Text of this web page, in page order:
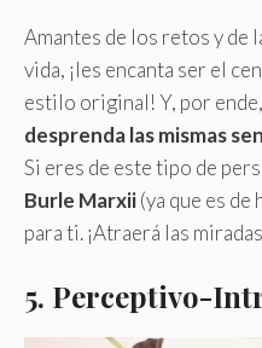
Amantes de los retos y de
vida, ¡les encanta ser el
estilo original! Y, por ende,
desprenda las mismas
Si eres de este tipo de
Burle Marxii(ya que es de
para ti. ¡Atraerá las
5. Perceptivo-